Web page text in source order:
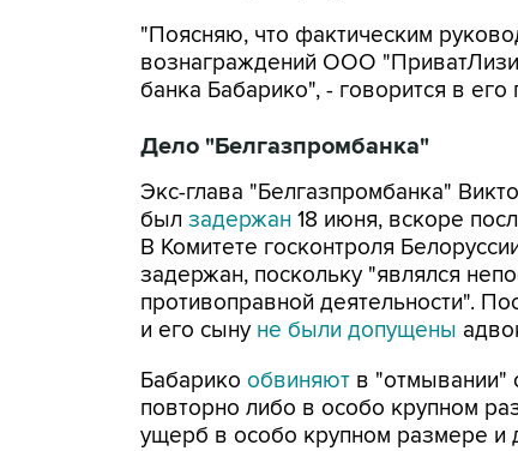
"Поясняю, что фактическим
вознаграждений ООО
банка Бабарико", - говорится в
Дело "Белгазпромбанка"
Экс-глава "Белгазпромбанка"
был задержан 18 июня, вскоре
В Комитете госконтроля
задержан, поскольку "являлся
противоправной деятельности".
и его сыну не были допущены
Бабарико обвиняют в "отмывании"
повторно либо в особо крупном
ущерб в особо крупном размере и